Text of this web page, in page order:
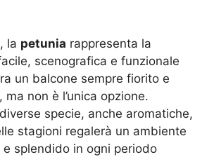
la petunia rappresenta la
scenografica e funzionale
un balcone sempre fiorito e
non è l’unica opzione.
specie, anche aromatiche,
stagioni regalerà un ambiente
e splendido in ogni periodo